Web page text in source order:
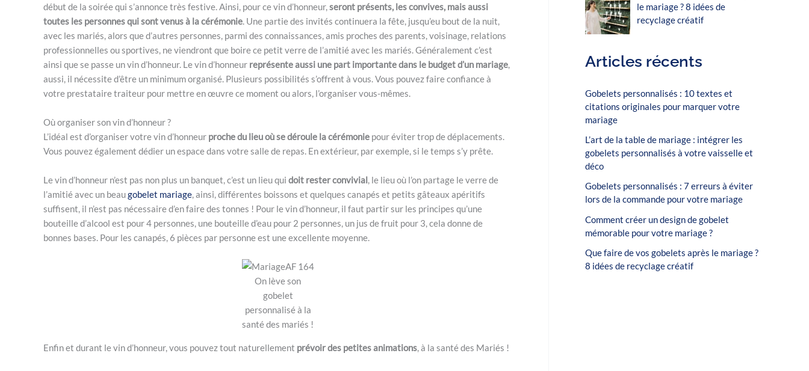
début de la soirée qui s’annonce très festive. Ainsi, pour ce vin d’honneur,seront présents, les convives, mais aussi
toutes les personnes qui sont venus à la cérémonie. Une partie des invités continuera la fête, jusqu’eu bout de la nuit,
avec les mariés, alors que d’autres personnes, parmi des connaissances, amis proches des parents, voisinage, relations
professionnelles ou sportives, ne viendront que boire ce petit verre de l’amitié avec les mariés. Généralement c’est
ainsi que se passe un vin d’honneur. Le vin d’honneur représente aussi une part importante dans le budget d’un mariage,
aussi, il nécessite d’être un minimum organisé. Plusieurs possibilités s’offrent à vous. Vous pouvez faire confiance à
votre prestataire traiteur pour mettre en œuvre ce moment ou alors, l’organiser vous-mêmes.
Où organiser son vin d’honneur ?
L’idéal est d’organiser votre vin d’honneur proche du lieu où se déroule la cérémonie pour éviter trop de déplacements.
Vous pouvez également dédier un espace dans votre salle de repas. En extérieur, par exemple, si le temps s’y prête.
Le vin d’honneur n’est pas non plus un banquet, c’est un lieu qui doit rester convivial, le lieu où l’on partage le verre de
l’amitié avec un beaugobelet mariage, ainsi, différentes boissons et quelques canapés et petits gâteaux apéritifs
suffisent, il n’est pas nécessaire d’en faire des tonnes ! Pour le vin d’honneur, il faut partir sur les principes qu’une
bouteille d’alcool est pour 4 personnes, une bouteille d’eau pour 2 personnes, un jus de fruit pour 3, cela donne de
bonnes bases. Pour les canapés, 6 pièces par personne est une excellente moyenne.
On lève son
gobelet
personnalisé à la
santé des mariés !
Enfin et durant le vin d’honneur, vous pouvez tout naturellement prévoir des petites animations, à la santé des Mariés !
le mariage ? 8 idées de
recyclage créatif
Articles récents
Gobelets personnalisés : 10 textes et
citations originales pour marquer votre
mariage
L’art de la table de mariage : intégrer les
gobelets personnalisés à votre vaisselle et
déco
Gobelets personnalisés : 7 erreurs à éviter
lors de la commande pour votre mariage
Comment créer un design de gobelet
mémorable pour votre mariage ?
Que faire de vos gobelets après le mariage ?
8 idées de recyclage créatif